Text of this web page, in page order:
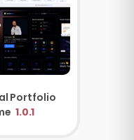
Portfolio
1.0.1